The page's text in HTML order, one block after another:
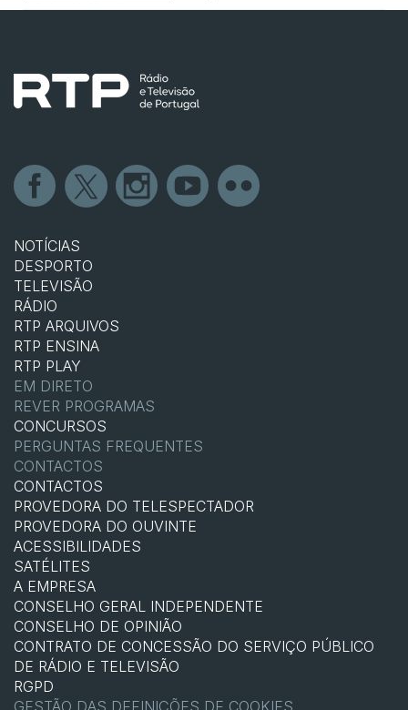
NOTÍCIAS
DESPORTO
TELEVISÃO
RÁDIO
RTP ARQUIVOS
RTP ENSINA
RTP PLAY
EM DIRETO
REVER PROGRAMAS
CONCURSOS
PERGUNTAS FREQUENTES
CONTACTOS
CONTACTOS
PROVEDORA DO TELESPECTADOR
PROVEDORA DO OUVINTE
ACESSIBILIDADES
SATÉLITES
A EMPRESA
CONSELHO GERAL INDEPENDENTE
CONSELHO DE OPINIÃO
CONTRATO DE CONCESSÃO DO SERVIÇO PÚBLICO
DE RÁDIO E TELEVISÃO
RGPD
GESTÃO DAS DEFINIÇÕES DE COOKIES